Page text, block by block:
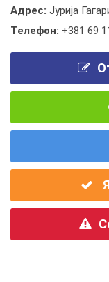
Адрес: Јурија
Телефон: +381 69